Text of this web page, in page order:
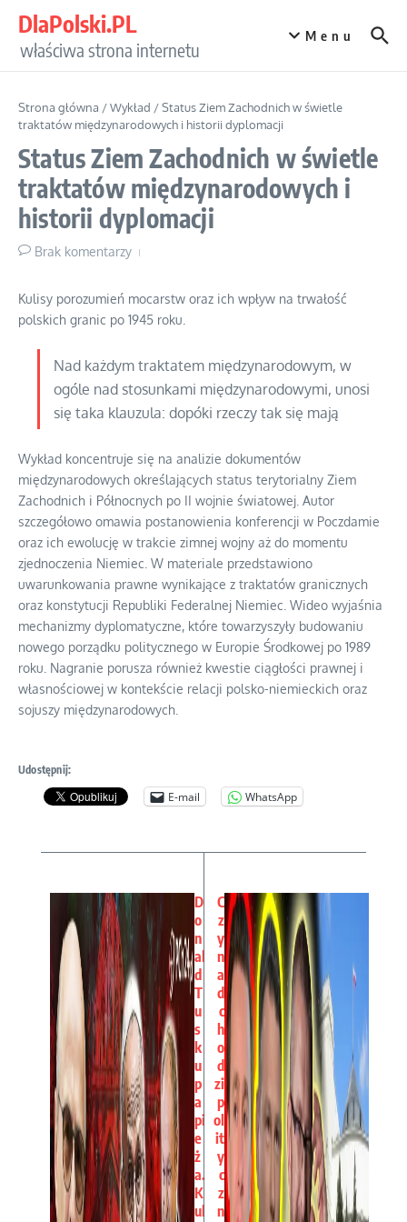
DlaPolski.PL
właściwa strona internetu
Menu
Strona główna /Wykład /Status Ziem Zachodnich w świetle
traktatów międzynarodowych i historii dyplomacji
Status Ziem Zachodnich w świetle
traktatów międzynarodowych i
historii dyplomacji
Brak komentarzy
Kulisy porozumień mocarstw oraz ich wpływ na trwałość
polskich granic po 1945 roku.
Nad każdym traktatem międzynarodowym, w
ogóle nad stosunkami międzynarodowymi, unosi
się taka klauzula: dopóki rzeczy tak się mają
Wykład koncentruje się na analizie dokumentów
międzynarodowych określających status terytorialny Ziem
Zachodnich i Północnych po II wojnie światowej. Autor
szczegółowo omawia postanowienia konferencji w Poczdamie
oraz ich ewolucję w trakcie zimnej wojny aż do momentu
zjednoczenia Niemiec. W materiale przedstawiono
uwarunkowania prawne wynikające z traktatów granicznych
oraz konstytucji Republiki Federalnej Niemiec. Wideo wyjaśnia
mechanizmy dyplomatyczne, które towarzyszyły budowaniu
nowego porządku politycznego w Europie Środkowej po 1989
roku. Nagranie porusza również kwestie ciągłości prawnej i
własnościowej w kontekście relacji polsko-niemieckich oraz
sojuszy międzynarodowych.
Udostępnij:
E-mail WhatsApp